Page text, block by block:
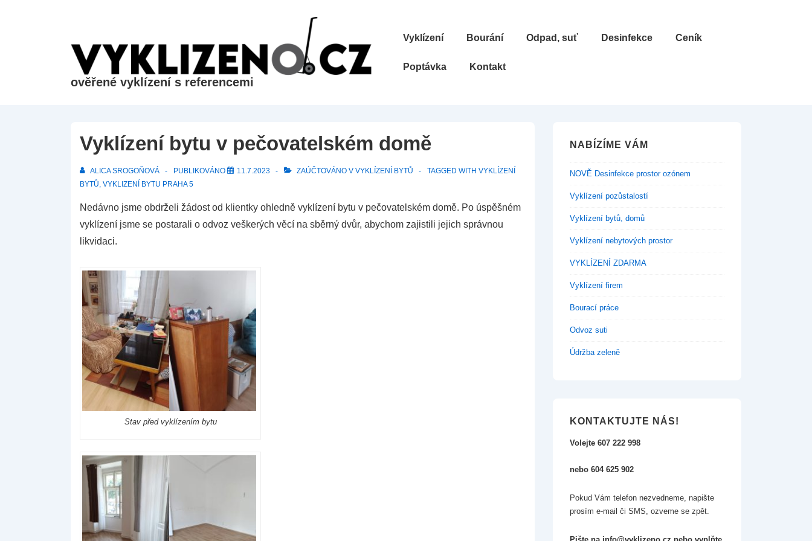
ověřené vyklízení s referencemi
Hlavní
Vyklízení Bourání Odpad, suť Desinfekce Ceník
Poptávka Kontakt
Vyklízení bytu v pečovatelském domě
ALICA SROGOŇOVÁ PUBLIKOVÁNO 11.7.2023 ZAÚČTOVÁNO V VYKLÍZENÍ BYTŮ TAGGED WITH VYKLÍZENÍ
BYTŮ, VYKLIZENÍ BYTU PRAHA 5
Nedávno jsme obdrželi žádost od klientky ohledně vyklízení bytu v pečovatelském domě. Po úspěšném
vyklízení jsme se postarali o odvoz veškerých věcí na sběrný dvůr, abychom zajistili jejich správnou
likvidaci.
Stav před vyklízením bytu
NABÍZÍME VÁM
NOVĚ Desinfekce prostor ozónem
Vyklízení pozůstalostí
Vyklízení bytů, domů
Vyklízení nebytových prostor
VYKLÍZENÍ ZDARMA
Vyklízení firem
Bourací práce
Odvoz suti
Údržba zeleně
KONTAKTUJTE NÁS!
Volejte 607 222 998
nebo 604 625 902
Pokud Vám telefon nezvedneme, napište
prosím e-mail či SMS, ozveme se zpět.